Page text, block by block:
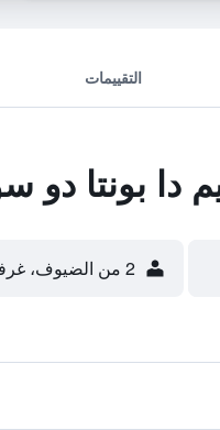
التقييمات
دا بونتا دو
2 من الضيوف، غرفة واحدة